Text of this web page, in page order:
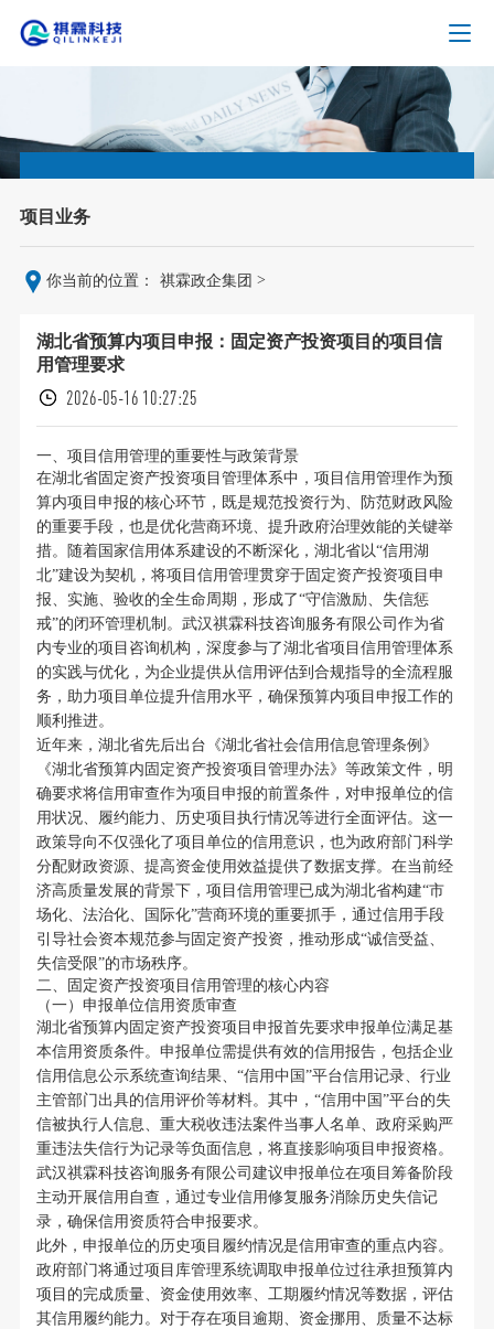
项目业务
你当前的位置： 祺霖政企集团 >
湖北省预算内项目申报：固定资产投资项目的项目信
用管理要求
2026-05-16 10:27:25
一、项目信用管理的重要性与政策背景
在湖北省固定资产投资项目管理体系中，项目信用管理作为预
算内项目申报的核心环节，既是规范投资行为、防范财政风险
的重要手段，也是优化营商环境、提升政府治理效能的关键举
措。随着国家信用体系建设的不断深化，湖北省以“信用湖
北”建设为契机，将项目信用管理贯穿于固定资产投资项目申
报、实施、验收的全生命周期，形成了“守信激励、失信惩
戒”的闭环管理机制。武汉祺霖科技咨询服务有限公司作为省
内专业的项目咨询机构，深度参与了湖北省项目信用管理体系
的实践与优化，为企业提供从信用评估到合规指导的全流程服
务，助力项目单位提升信用水平，确保预算内项目申报工作的
顺利推进。
近年来，湖北省先后出台《湖北省社会信用信息管理条例》
《湖北省预算内固定资产投资项目管理办法》等政策文件，明
确要求将信用审查作为项目申报的前置条件，对申报单位的信
用状况、履约能力、历史项目执行情况等进行全面评估。这一
政策导向不仅强化了项目单位的信用意识，也为政府部门科学
分配财政资源、提高资金使用效益提供了数据支撑。在当前经
济高质量发展的背景下，项目信用管理已成为湖北省构建“市
场化、法治化、国际化”营商环境的重要抓手，通过信用手段
引导社会资本规范参与固定资产投资，推动形成“诚信受益、
失信受限”的市场秩序。
二、固定资产投资项目信用管理的核心内容
（一）申报单位信用资质审查
湖北省预算内固定资产投资项目申报首先要求申报单位满足基
本信用资质条件。申报单位需提供有效的信用报告，包括企业
信用信息公示系统查询结果、“信用中国”平台信用记录、行业
主管部门出具的信用评价等材料。其中，“信用中国”平台的失
信被执行人信息、重大税收违法案件当事人名单、政府采购严
重违法失信行为记录等负面信息，将直接影响项目申报资格。
武汉祺霖科技咨询服务有限公司建议申报单位在项目筹备阶段
主动开展信用自查，通过专业信用修复服务消除历史失信记
录，确保信用资质符合申报要求。
此外，申报单位的历史项目履约情况是信用审查的重点内容。
政府部门将通过项目库管理系统调取申报单位过往承担预算内
项目的完成质量、资金使用效率、工期履约情况等数据，评估
其信用履约能力。对于存在项目逾期、资金挪用、质量不达标